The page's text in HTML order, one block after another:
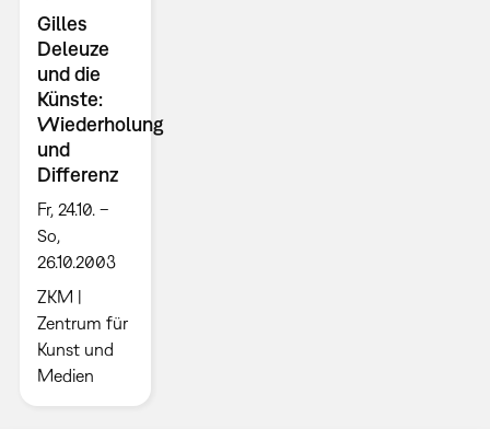
Gilles
Deleuze
und die
Künste:
Wiederholung
und
Differenz
Fr, 24.10. –
So,
26.10.2003
ZKM |
Zentrum für
Kunst und
Medien